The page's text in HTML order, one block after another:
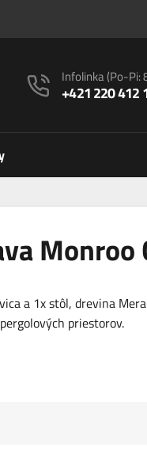
Infolinka(Po-Pi:
+421 220 412
Monroo
a 1x stôl, drevina
priestorov.